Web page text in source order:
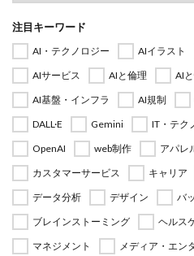
注目キーワード
AI・テクノロジー AIイラスト
AIサービス
AIと倫理 AI
AI基盤・インフラ
AI規制
DALL·E
Gemini IT・テク
OpenAI
web制作 アパレ
カスタマーサービス
キャリア
データ分析
デザイン
バ
ブレインストーミング
ヘルス
マネジメント
メディア・エン